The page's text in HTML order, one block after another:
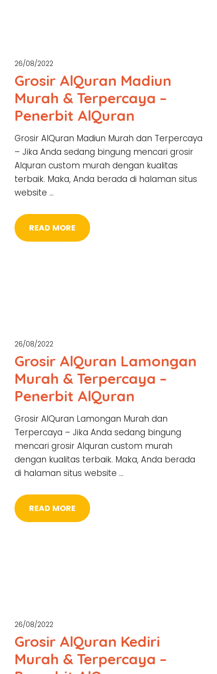
26/08/2022
Grosir AlQuran Madiun
Murah & Terpercaya –
Penerbit AlQuran
Grosir AlQuran Madiun Murah dan Terpercaya
– Jika Anda sedang bingung mencari grosir
Alquran custom murah dengan kualitas
terbaik. Maka, Anda berada di halaman situs
website …
READ MORE
26/08/2022
Grosir AlQuran Lamongan
Murah & Terpercaya –
Penerbit AlQuran
Grosir AlQuran Lamongan Murah dan
Terpercaya – Jika Anda sedang bingung
mencari grosir Alquran custom murah
dengan kualitas terbaik. Maka, Anda berada
di halaman situs website …
READ MORE
26/08/2022
Grosir AlQuran Kediri
Murah & Terpercaya –